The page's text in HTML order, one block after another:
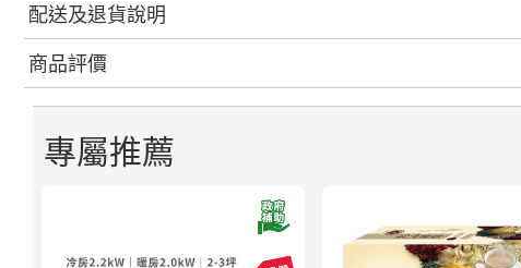
配送及退貨說明
商品評價
專屬推薦